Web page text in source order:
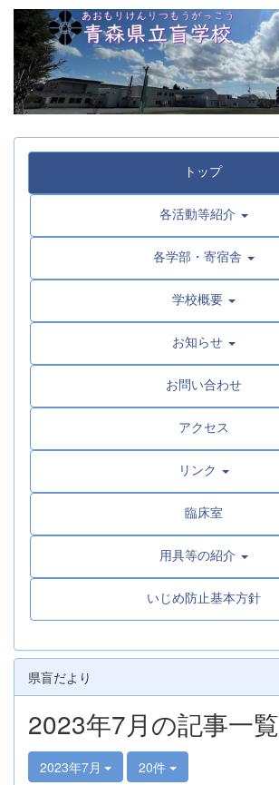
トップ
各活動等紹介
各学部・寄宿舎
学校概要
お知らせ
お問い合わせ
アクセス
リンク
臨床室
用具等の紹介
いじめ防止基本方針
県盲だより
2023年7月の記事一覧
2023年7月 20件